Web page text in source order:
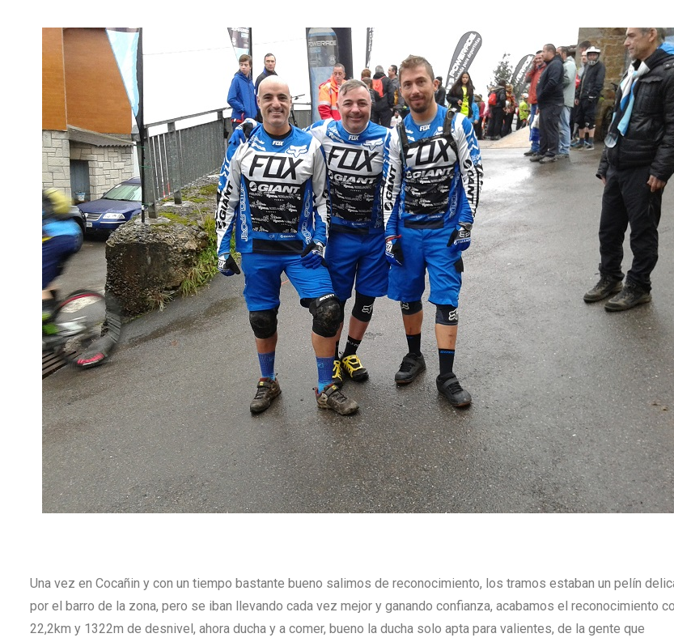
Una vez en Cocañin y con un tiempo bastante bueno salimos de reconocimiento, los tramos estaban un pelín
por el barro de la zona, pero se iban llevando cada vez mejor y ganando confianza, acabamos el reconocimiento
22,2km y 1322m de desnivel, ahora ducha y a comer, bueno la ducha solo apta para valientes, de la gente que